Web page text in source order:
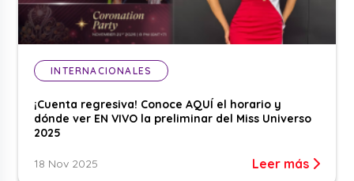
INTERNACIONALES
¡Cuenta regresiva! Conoce AQUÍ el horario y
dónde ver EN VIVO la preliminar del Miss Universo
2025
18 Nov 2025 Leer más